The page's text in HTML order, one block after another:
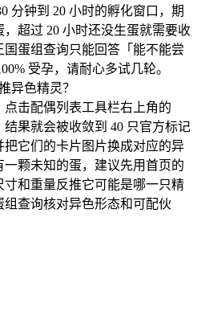
分钟到 20 小时的孵化窗口，期
超过 20 小时还没生蛋就需要收
国蛋组查询只能回答「能不能尝
受孕，请耐心多试几轮。
异色精灵？
击配偶列表工具栏右上角的
结果就会被收敛到 40 只官方标记
它们的卡片图片换成对应的异
颗未知的蛋，建议先用首页的
寸和重量反推它可能是哪一只精
组查询核对异色形态和可配伙